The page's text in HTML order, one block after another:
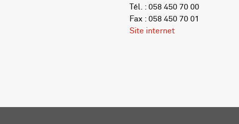
Tél. : 058 450 70 00
Fax : 058 450 70 01
Site internet